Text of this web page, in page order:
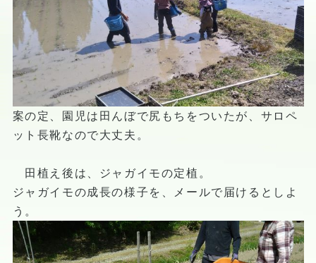
案の定、園児は田んぼで尻もちをついたが、サロペ
ット長靴なので大丈夫。
田植え後は、ジャガイモの定植。
ジャガイモの成長の様子を、メールで届けるとしよ
う。